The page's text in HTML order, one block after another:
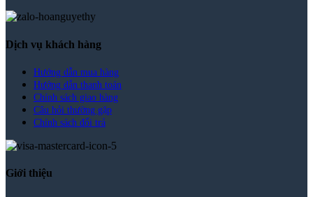
Dịch vụ khách hàng
Hướng dẫn mua hàng
Hướng dẫn thanh toán
Chính sách giao hàng
Câu hỏi thường gặp
Chính sách đổi trả
Giới thiệu